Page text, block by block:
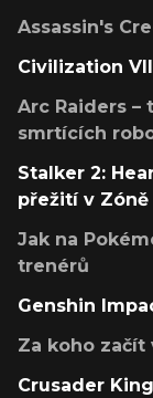
Assassin's
Civilization
Arc Raiders –
smrtících
Stalker 2:
přežití v Zóně
Jak na
trenérů
Genshin
Za koho začít
Crusader